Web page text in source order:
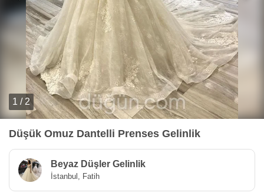
1 / 2
Düşük Omuz Dantelli Prenses Gelinlik
Beyaz Düşler Gelinlik
İstanbul, Fatih